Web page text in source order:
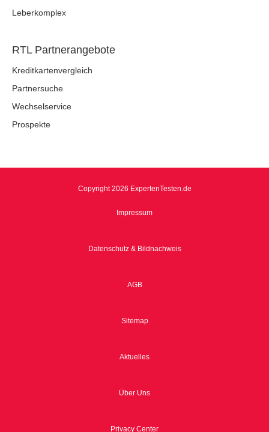
Leberkomplex
RTL Partnerangebote
Kreditkartenvergleich
Partnersuche
Wechselservice
Prospekte
Copyright 2026 ExpertenTesten.de
Impressum
Datenschutz & Bildnachweis
AGB
Sitemap
Aktuelles
Über Uns
Privacy Center